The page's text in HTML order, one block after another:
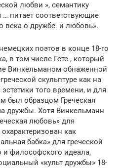
любви », семантику
… питает соответствующие
века о дружбе. и любовь».
поэтов в конце 18-го
в том числе Гете , который
Винкельманом обнаженной
скульптуре как на
того времени, и для
был образцом Греческая
дружбы. Хотя Винкельманн
любовь» для
как
бабка» для греческой
и философского идеала,
«культ дружбы» 18-